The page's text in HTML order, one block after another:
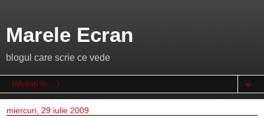
Marele Ecran
blogul care scrie ce vede
▼
miercuri, 29 iulie 2009